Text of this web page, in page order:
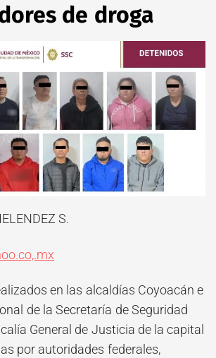
de droga
S.
en las alcaldías Coyoacán e
de la Secretaría de Seguridad
General de Justicia de la capital
por autoridades federales,